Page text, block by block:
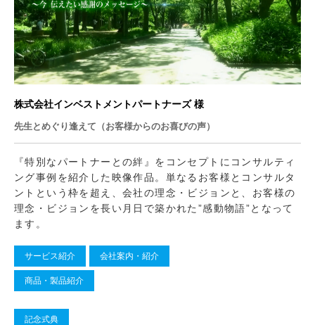
株式会社インベストメントパートナーズ 様
先生とめぐり逢えて（お客様からのお喜びの声）
『特別なパートナーとの絆』をコンセプトにコンサルティ
ング事例を紹介した映像作品。単なるお客様とコンサルタ
ントという枠を超え、会社の理念・ビジョンと、お客様の
理念・ビジョンを長い月日で築かれた”感動物語”となって
ます。
サービス紹介 会社案内・紹介
商品・製品紹介
記念式典